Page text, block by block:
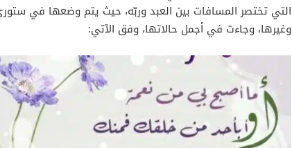
التي تختصر المسافات بين العبد وربّه، حيث يتم وضعها في
وغيرها، وجاءت في أجمل حالاتها، وفق الآتي: